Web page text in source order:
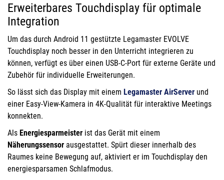
Erweiterbares Touchdisplay für optimale
Integration
Um das durch Android 11 gestützte Legamaster EVOLVE
Touchdisplay noch besser in den Unterricht integrieren zu
können, verfügt es über einen USB-C-Port für externe Geräte und
Zubehör für individuelle Erweiterungen.
So lässt sich das Display mit einem Legamaster AirServer und
einer Easy-View-Kamera in 4K-Qualität für interaktive Meetings
konnekten.
Als Energiesparmeister ist das Gerät mit einem
Näherungssensor ausgestattet. Spürt dieser innerhalb des
Raumes keine Bewegung auf, aktiviert er im Touchdisplay den
energiesparsamen Schlafmodus.